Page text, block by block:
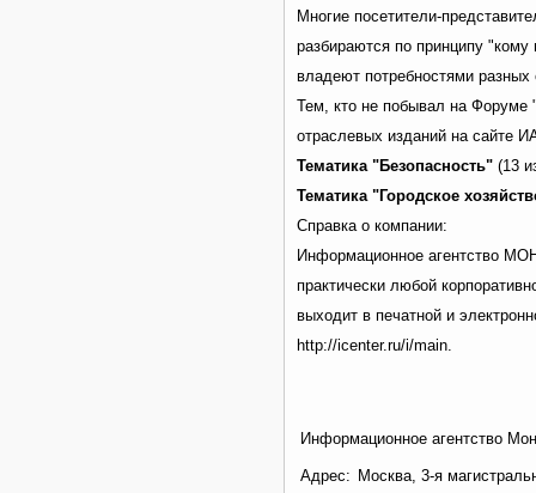
Многие посетители-
разбираются по принципу "кому
владеют потребностями
Тем, кто не побывал на Форуме
отраслевых изданий на сайте
Тематика "Безопасность" (13
Тематика "Городское
Справка о компании:
Информационное агентство
практически любой
выходит в печатной и
http://icenter.ru/i/main.
Информационное агентство
Адрес: Москва, 3-я